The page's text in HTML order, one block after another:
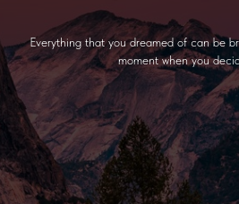
Everything that you dreamed of can be
moment when you